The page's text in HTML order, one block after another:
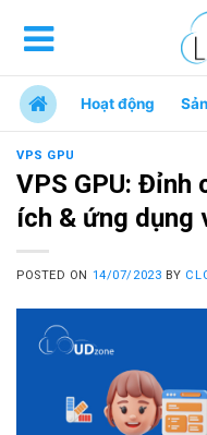
Hoạt động
VPS GPU
VPS GPU: Đỉnh
ích & ứng dụng
POSTED ON 14/07/2023 BY